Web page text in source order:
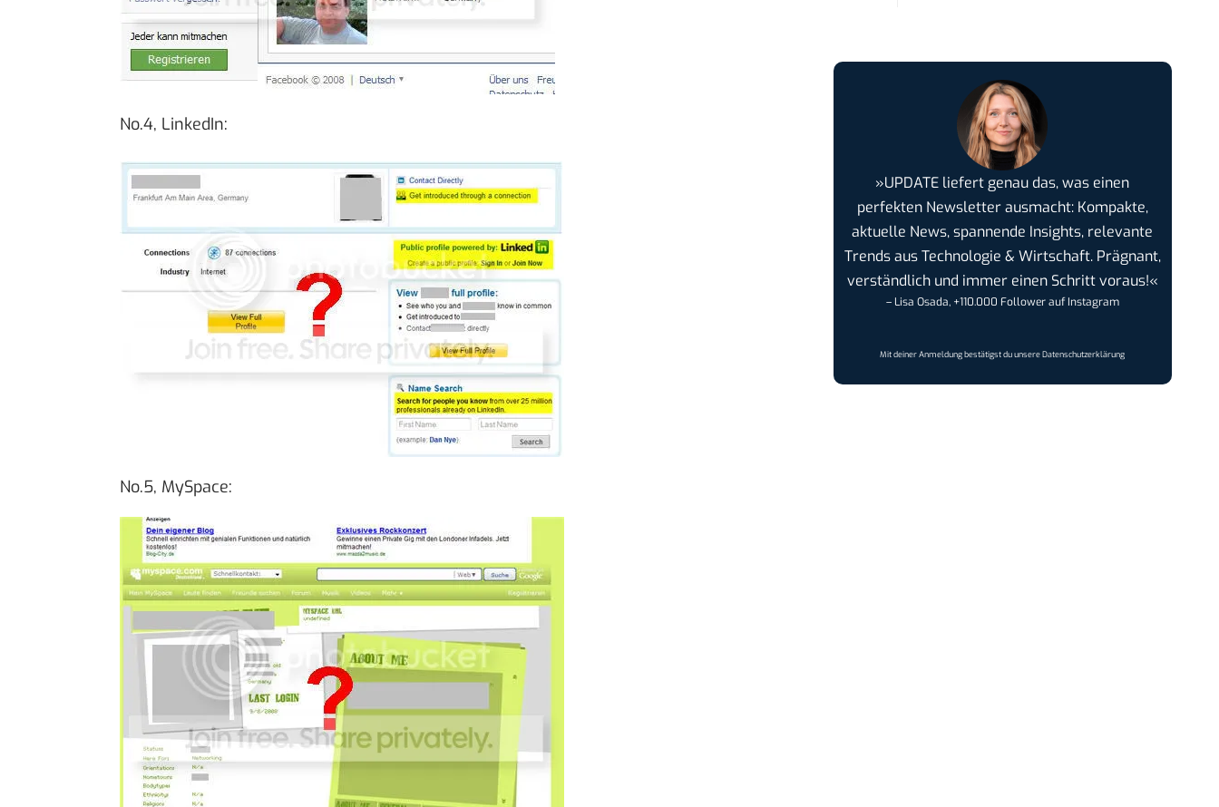
No.4, LinkedIn:
No.5, MySpace:
»UPDATE liefert genau das, was einen
perfekten Newsletter ausmacht: Kompakte,
aktuelle News, spannende Insights, relevante
Trends aus Technologie & Wirtschaft. Prägnant,
verständlich und immer einen Schritt voraus!«
– Lisa Osada, +110.000 Follower auf Instagram
Mit deiner Anmeldung bestätigst du unsereDatenschutzerklärung